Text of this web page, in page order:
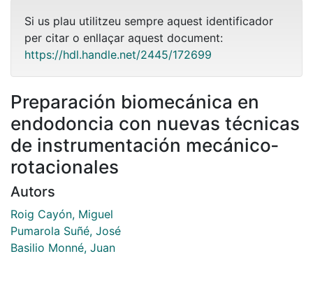
Si us plau utilitzeu sempre aquest identificador
per citar o enllaçar aquest document:
https://hdl.handle.net/2445/172699
Preparación biomecánica en
endodoncia con nuevas técnicas
de instrumentación mecánico­
rotacionales
Autors
Roig Cayón, Miguel
Pumarola Suñé, José
Basilio Monné, Juan